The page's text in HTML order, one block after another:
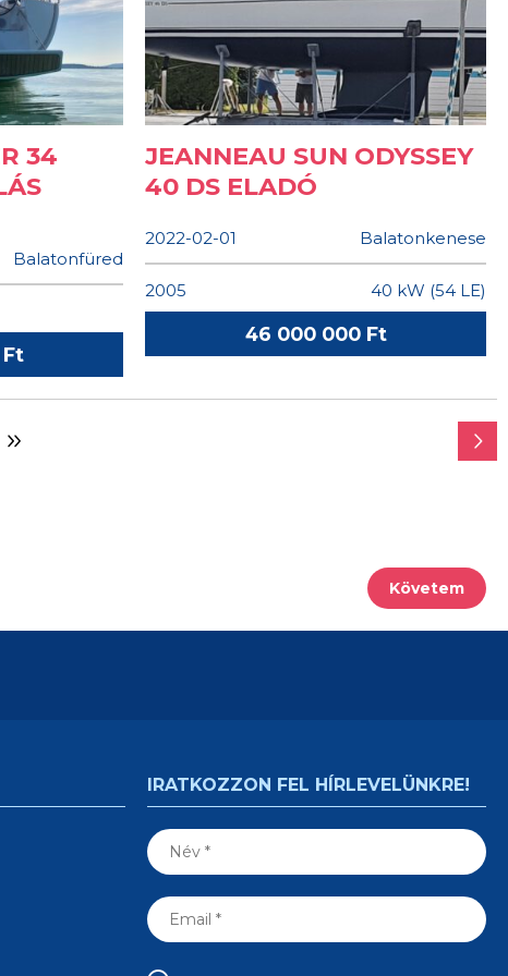
34
Balatonfüred
JEANNEAU SUN ODYSSEY
40 DS ELADÓ
2022-02-01 Balatonkenese
2005 40 kW (54 LE)
46 000 000 Ft
Követem
IRATKOZZON FEL HÍRLEVELÜNKRE!